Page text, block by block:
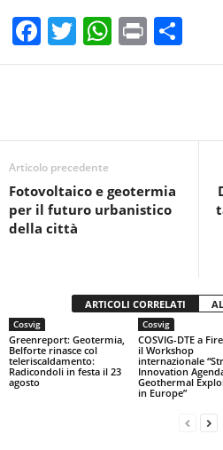
F
a
b
o
o
k
T
wi
W
h
A
p
Pr
in o
vi
Articolo precedente
Fotovoltaico e geotermia
per il futuro urbanistico
della città
ARTICOLI CORRELATI
Cosvig
Greenreport: Geotermia,
Belforte rinasce col
teleriscaldamento:
Radicondoli in festa il 23
agosto
Cosvig
COSVIG-DTE a
il Workshop
internazionale
Innovation
Geothermal
in Europe”